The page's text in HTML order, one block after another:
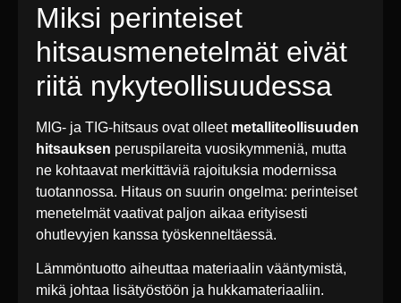
Miksi perinteiset
hitsausmenetelmät eivät
riitä nykyteollisuudessa
MIG- ja TIG-hitsaus ovat olleet metalliteollisuuden
hitsauksen peruspilareita vuosikymmeniä, mutta
ne kohtaavat merkittäviä rajoituksia modernissa
tuotannossa. Hitaus on suurin ongelma: perinteiset
menetelmät vaativat paljon aikaa erityisesti
ohutlevyjen kanssa työskenneltäessä.
Lämmöntuotto aiheuttaa materiaalin vääntymistä,
mikä johtaa lisätyöstöön ja hukkamateriaaliin.